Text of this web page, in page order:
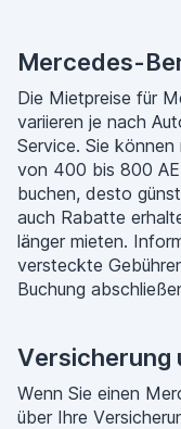
Mercedes-
Die Mietpreise für
variieren je nach
Service. Sie
von 400 bis 800
buchen, desto
auch Rabatte
länger mieten.
versteckte
Buchung
Versicherung
Wenn Sie einen
über Ihre